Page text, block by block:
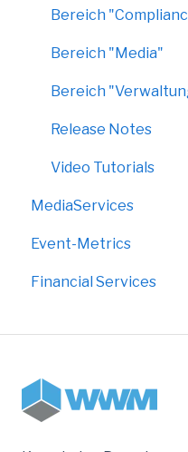
Bereich
Bereich "Media"
Bereich
Release Notes
Video Tutorials
MediaServices
Rollups
Faltdisplays
Event-Metrics
FAQ
Financial Services